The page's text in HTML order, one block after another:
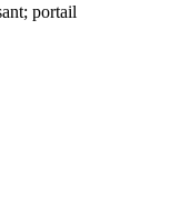
portail